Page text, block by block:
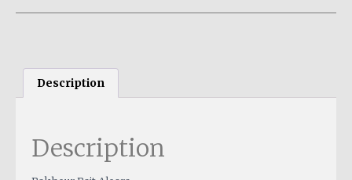
Description
Description